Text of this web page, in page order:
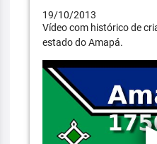
19/10/2013
Vídeo com histórico de
estado do Amapá.